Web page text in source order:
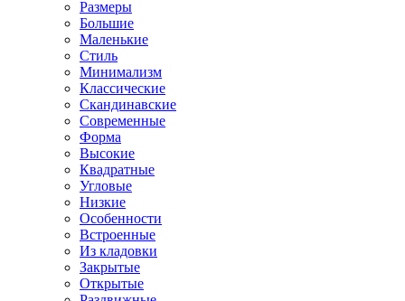
Размеры
Большие
Маленькие
Стиль
Минимализм
Классические
Скандинавские
Современные
Форма
Высокие
Квадратные
Угловые
Низкие
Особенности
Встроенные
Из кладовки
Закрытые
Открытые